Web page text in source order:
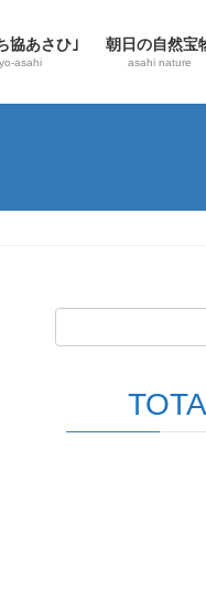
協あさひ｣
asahi
朝日の自然宝
asahi nature